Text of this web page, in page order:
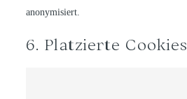
anonymisiert.
6. Platzierte Cookies